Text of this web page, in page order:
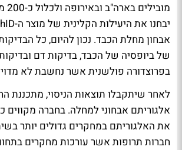
אבחון מחלת הכבד. נכון להיום, כל
של ביופסיה של הכבד, בדיקות דם
בפרוצדורה פולשנית אשר נחשבת לא
לאחר שיתקבלו תוצאות הניסוי, מתכננת
אלגוריתם אבחוני למחלה. בחברה מקווים
את האלגוריתם במחקרים גדולים יותר
חברות תרופות אשר עורכות מחקרים